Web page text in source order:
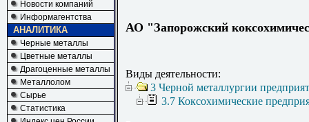
Новости компаний
Информагентства
АНАЛИТИКА
Черные металлы
Цветные металлы
Драгоценные металлы
Металлолом
Сырье
Статистика
АО "Запорожский
Виды деятельности:
3 Черной металлургии
3.7 Коксохимические